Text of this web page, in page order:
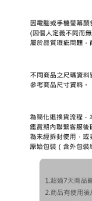
https://oppay.tw/
三、利用規約「AFTEE
ロテクションズ（以下
ます。当サービスご利
の氏名、電話番号、受
限らない）は、AFTEE
す。AFTEEの個人情報
ームページの『個人情
AFTEEの初回ご利用の
ります。支払い期限を
納金が加算されます。
の同意を得ればAFTEE
個人情報の処理、利用
行使したい場合は、ネ
にご連絡ください。上
離島宅配